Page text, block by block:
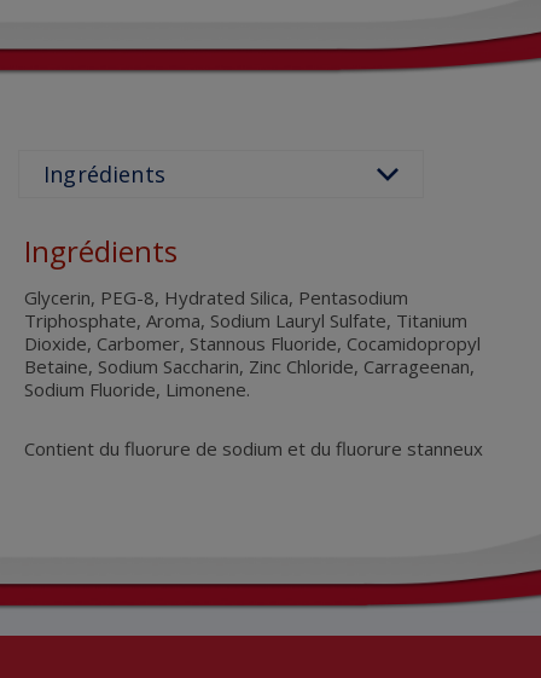
Ingrédients
Glycerin, PEG-8, Hydrated Silica, Pentasodium
Triphosphate, Aroma, Sodium Lauryl Sulfate, Titanium
Dioxide, Carbomer, Stannous Fluoride, Cocamidopropyl
Betaine, Sodium Saccharin, Zinc Chloride, Carrageenan,
Sodium Fluoride, Limonene.
Contient du fluorure de sodium et du fluorure stanneux